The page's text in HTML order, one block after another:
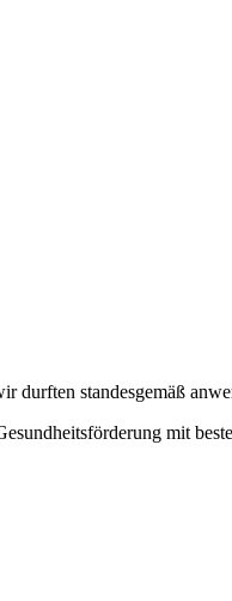
durften standesgemäß
mit